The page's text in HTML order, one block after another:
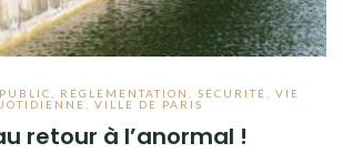
RÉGLEMENTATION SÉCURITÉ
VIE
VILLE DE PARIS
retour à l’anormal !